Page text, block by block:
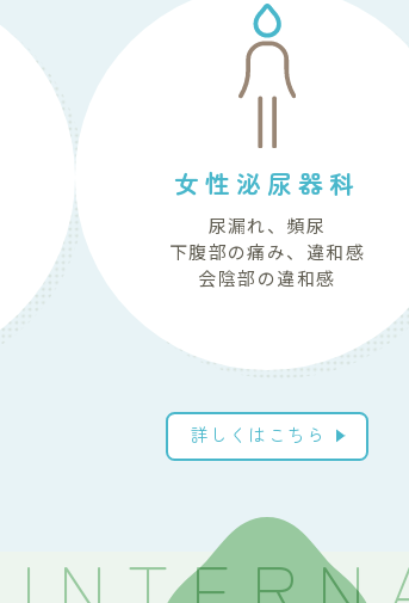
女性泌尿器科
尿漏れ、頻尿
下腹部の痛み、違和感
会陰部の違和感
詳しくはこちら